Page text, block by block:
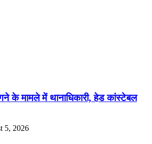
के मामले में थानाधिकारी, हेड कांस्टेबल
5, 2026